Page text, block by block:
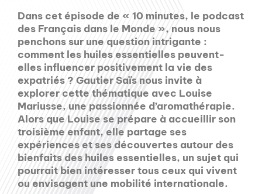
Dans cet épisode de « 10 minutes, le podcast
des Français dans le Monde », nous nous
penchons sur une question intrigante :
comment les huiles essentielles peuvent-
elles influencer positivement la vie des
expatriés ? Gautier Saïs nous invite à
explorer cette thématique avec Louise
Mariusse, une passionnée d’aromathérapie.
Alors que Louise se prépare à accueillir son
troisième enfant, elle partage ses
expériences et ses découvertes autour des
bienfaits des huiles essentielles, un sujet qui
pourrait bien intéresser tous ceux qui vivent
ou envisagent une mobilité internationale.